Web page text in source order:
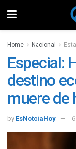
Home Nacional
Especial:
destino
muere de
by EsNotciaHoy